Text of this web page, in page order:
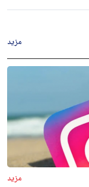
مزید
مزید